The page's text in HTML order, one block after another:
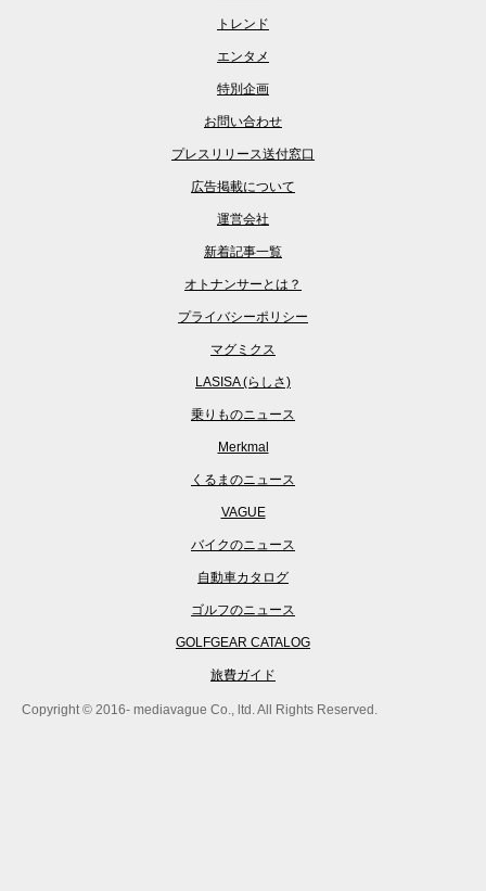
トレンド
エンタメ
特別企画
お問い合わせ
プレスリリース送付窓口
広告掲載について
運営会社
新着記事一覧
オトナンサーとは？
プライバシーポリシー
マグミクス
LASISA (らしさ)
乗りものニュース
Merkmal
くるまのニュース
VAGUE
バイクのニュース
自動車カタログ
ゴルフのニュース
GOLFGEAR CATALOG
旅費ガイド
Copyright © 2016- mediavague Co., ltd. All Rights Reserved.